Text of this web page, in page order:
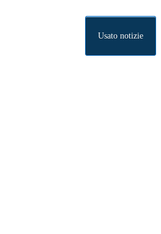
Usato notizie